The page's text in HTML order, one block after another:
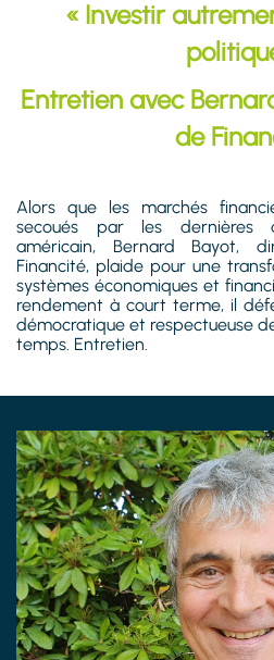
« Investir
Entretien avec
de
Alors que les marchés
secoués par les dernières
américain, Bernard Bayot,
Financité, plaide pour une
systèmes économiques et
rendement à court terme, il
démocratique et respectueuse
temps. Entretien.